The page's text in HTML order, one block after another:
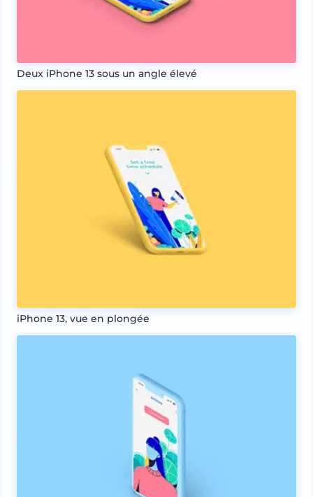
Deux iPhone 13 sous un angle élevé
iPhone 13, vue en plongée